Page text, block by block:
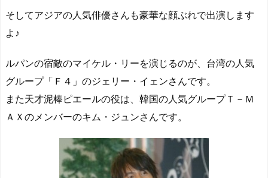
そしてアジアの人気俳優さんも豪華な顔ぶれで出演します
よ♪
ルパンの宿敵のマイケル・リーを演じるのが、台湾の人気
グループ「Ｆ４」のジェリー・イェンさんです。
また天才泥棒ピエールの役は、韓国の人気グループＴ－Ｍ
ＡＸのメンバーのキム・ジュンさんです。